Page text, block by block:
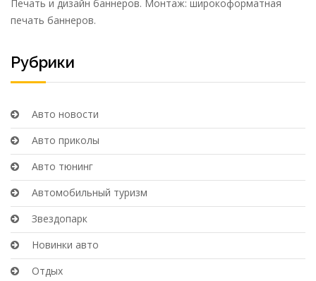
Печать и дизайн баннеров. Монтаж: широкоформатная
печать баннеров.
Рубрики
Авто новости
Авто приколы
Авто тюнинг
Автомобильный туризм
Звездопарк
Новинки авто
Отдых